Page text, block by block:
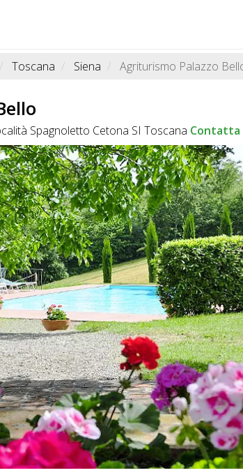
Toscana Siena Agriturismo Palazzo
Spagnoletto Cetona SI Toscana Contatta